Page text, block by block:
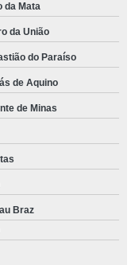
da Mata
da União
do Paraíso
de Aquino
de Minas
Braz